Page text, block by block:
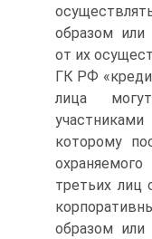
образом или
от их
ГК РФ
лица
которому
третьих лиц
образом или